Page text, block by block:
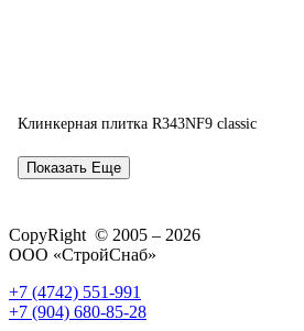
Клинкерная плитка R343NF9 classic
Показать Еще
CopyRight © 2005 – 2026
ООО «СтройСнаб»
+7 (4742) 551-991
+7 (904) 680-85-28